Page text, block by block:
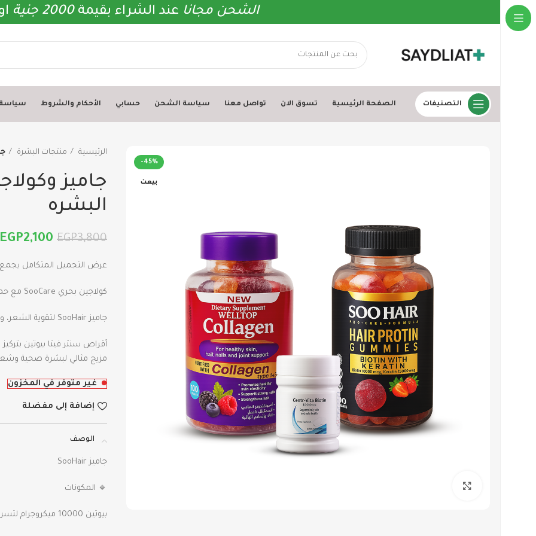
الشحن مجانا عند الشراء بقيمة2000 جنية
التصنيفات الصفحة الرئيسية تسوق الان تواصل معنا سياسة الشحن حسابي الأحكام والشروط سياسة
-45%
بيعت
الرئيسية منتجات البشرة
جاميز
البشره
EGP3,800
EGP2,100
عرض التجميل المتكامل
كولاجين بحري SooCare مع حمض الهيالورونيك لترطيب البشرة ومرونتها.
جاميز SooHair لتقوية الشعر، وقف التساقط وزيادة الكثافة.
أقراص سنتر فيتا بيوتين بتركيز 10000 ميكروجرام لتعزيز طول الشعر وكثافته.
مزيج مثالي لبشرة صحية
غير متوفر في المخزون
إضافة إلى مفضلة
الوصف
جاميز SooHair
🔹 المكونات
بيوتين 10000 ميكروجرام لتسريع نمو الشعر.